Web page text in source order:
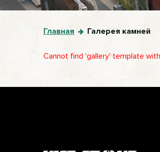
Главная Галерея камней
Cannot find 'gallery' template